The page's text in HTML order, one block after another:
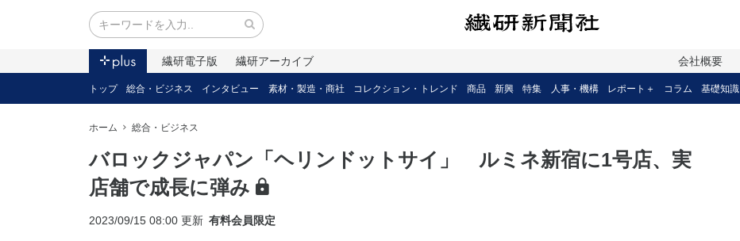
繊研電子版 繊研アーカイブ 会社概要
トップ 総合・ビジネス インタビュー 素材・製造・商社 コレクション・トレンド 商品 新興 特集 人事・機構 レポート＋ コラム 基礎知識
ホーム 総合・ビジネス
バロックジャパン「ヘリンドットサイ」 ルミネ新宿に1号店、実
店舗で成長に弾み
2023/09/15 08:00 更新 有料会員限定